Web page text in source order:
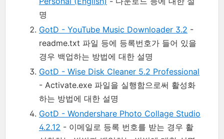
명
GotD - YouTube Music Downloader 3.2 -
readme.txt 파일 등에 등록번호가 들어 있을
경우 백업하는 방법에 대한 설명
GotD - Wise Disk Cleaner 5.2 Professional
- Activate.exe 파일을 실행함으로써 활성화
하는 방법에 대한 설명
GotD - Wondershare Photo Collage Studio
4.2.12 - 이메일로 등록 번호를 받는 경우 활